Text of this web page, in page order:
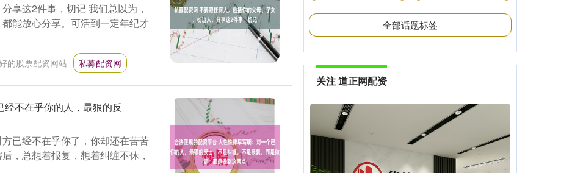
享这2件事，切记 我们总以为，
能放心分享。可活到一定年纪才
的股票配资网站 私募配资网
不在乎你的人，最狠的反
已经不在乎你了，你却还在苦苦
，总想着报复，想着纠缠不休，
全部话题标签
关注 道正网配资